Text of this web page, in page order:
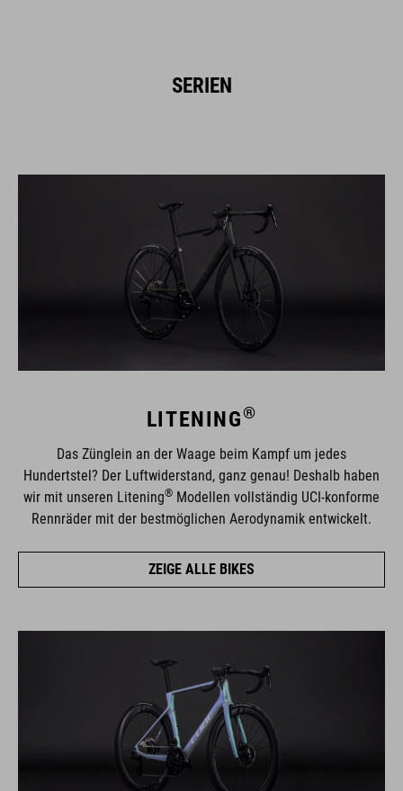
SERIEN
LITENING®
Das Zünglein an der Waage beim Kampf um jedes
Hundertstel? Der Luftwiderstand, ganz genau! Deshalb haben
wir mit unseren Litening® Modellen vollständig UCI-konforme
Rennräder mit der bestmöglichen Aerodynamik entwickelt.
ZEIGE ALLE BIKES